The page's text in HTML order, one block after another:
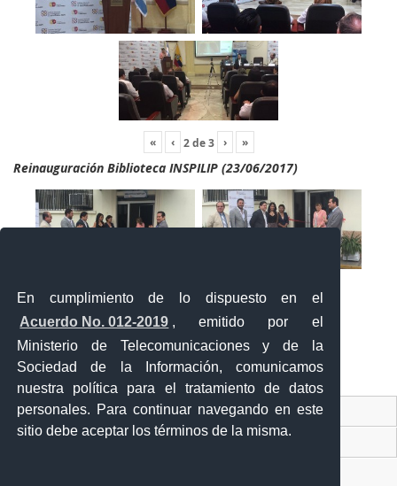
En cumplimiento de lo dispuesto en el
Acuerdo No. 012-2019 , emitido por el
Ministerio de Telecomunicaciones y de la
Sociedad de la Información, comunicamos
nuestra política para el tratamiento de datos
personales. Para continuar navegando en este
sitio debe aceptar los términos de la misma.
« ‹ 2de3 › »
Reinauguración Biblioteca INSPILIP (23/06/2017)
Contacto Ciudadano Digital